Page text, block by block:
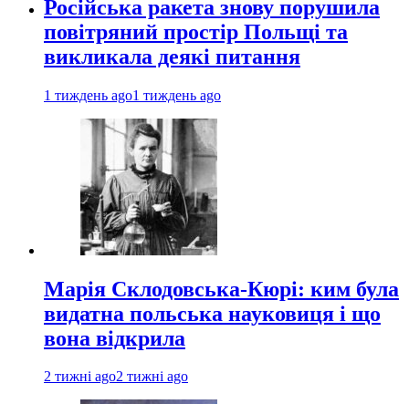
Російська ракета знову порушила
повітряний простір Польщі та
викликала деякі питання
1 тиждень ago1 тиждень ago
Марія Склодовська-Кюрі: ким була
видатна польська науковиця і що
вона відкрила
2 тижні ago2 тижні ago